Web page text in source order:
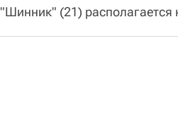
"Шинник" (21) располагается